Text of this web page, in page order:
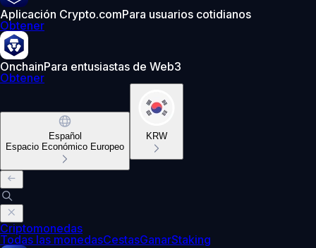
Aplicación Crypto.comPara usuarios cotidianos
Obtener
OnchainPara entusiastas de Web3
Obtener
Español
Espacio Económico Europeo
KRW
Criptomonedas
Todas las monedasCestasGanarStaking